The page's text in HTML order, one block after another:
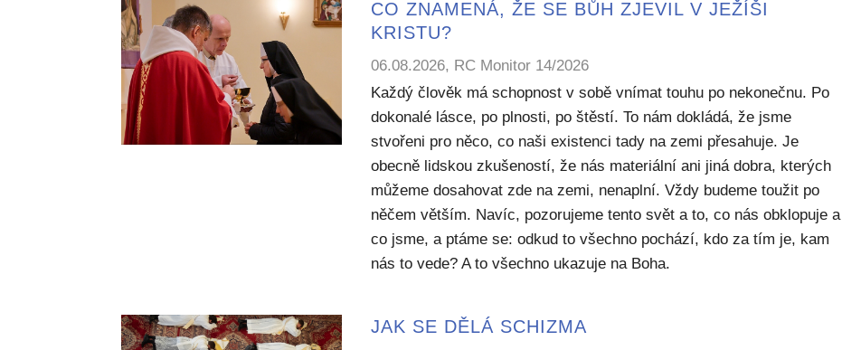
CO ZNAMENÁ, ŽE SE BŮH ZJEVIL V JEŽÍŠI
KRISTU?
06.08.2026, RC Monitor 14/2026
Každý člověk má schopnost v sobě vnímat touhu po nekonečnu. Po
dokonalé lásce, po plnosti, po štěstí. To nám dokládá, že jsme
stvořeni pro něco, co naši existenci tady na zemi přesahuje. Je
obecně lidskou zkušeností, že nás materiální ani jiná dobra, kterých
můžeme dosahovat zde na zemi, nenaplní. Vždy budeme toužit po
něčem větším. Navíc, pozorujeme tento svět a to, co nás obklopuje a
co jsme, a ptáme se: odkud to všechno pochází, kdo za tím je, kam
nás to vede? A to všechno ukazuje na Boha.
JAK SE DĚLÁ SCHIZMA